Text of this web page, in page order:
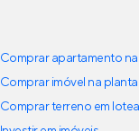
Comprar apartamento
Comprar imóvel na planta
Comprar terreno em